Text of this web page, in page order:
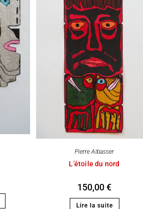
Pierre Albasser
L’étoile du nord
150,00€
Lire la suite